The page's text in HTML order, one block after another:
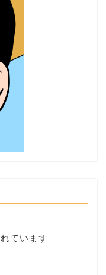
ています